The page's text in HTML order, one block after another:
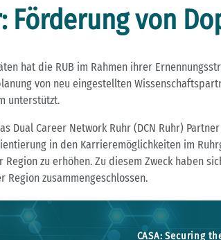
Förderung von
hat die RUB im Rahmen ihrer
von neu eingestellten
unterstützt.
Dual Career Network Ruhr (DCN Ruhr)
in den Karrieremöglichkeiten im
zu erhöhen. Zu diesem Zweck haben
zusammengeschlossen.
CASA: Securing